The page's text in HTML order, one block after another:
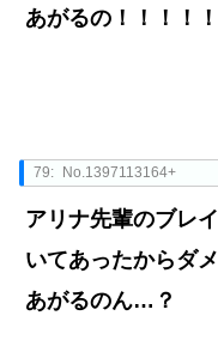
あがるの！！！！！
79: No.1397113164+
アリナ先輩のブレ
いてあったからダ
あがるのん…？